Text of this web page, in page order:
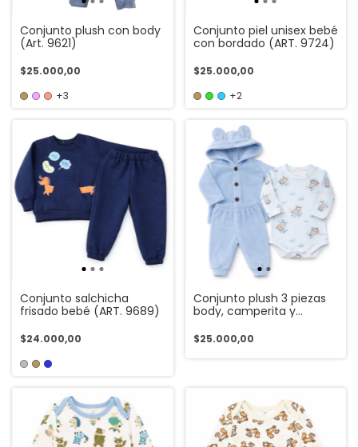
Conjunto plush con body
(Art. 9621)
$25.000,00
+3
Conjunto piel unisex bebé
con bordado (ART. 9724)
$25.000,00
+2
Conjunto salchicha
frisado bebé (ART. 9689)
$24.000,00
Conjunto plush 3 piezas
body, camperita y
$25.000,00